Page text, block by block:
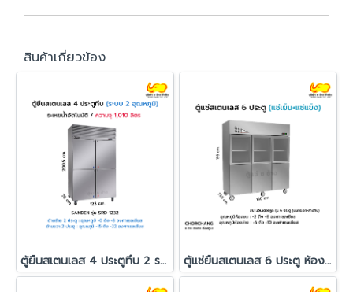
สินค้าเกี่ยวข้อง
ตู้ยืนสเตนเลส 4 ประตูทึบ 2 ระบบ SANDEN รุ่น SRD-1232 ตู้แช่ยืนสเตนเลส 6 ประตู ห้องบนกระจก ห้องล่างทึบ (ระบบแช่เย็น+แช่แข็ง)